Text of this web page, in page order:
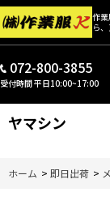
作
ら
072-800-3855
受付時間 平日10:00~17:00
ヤマシン
ホーム > 即日出荷 >